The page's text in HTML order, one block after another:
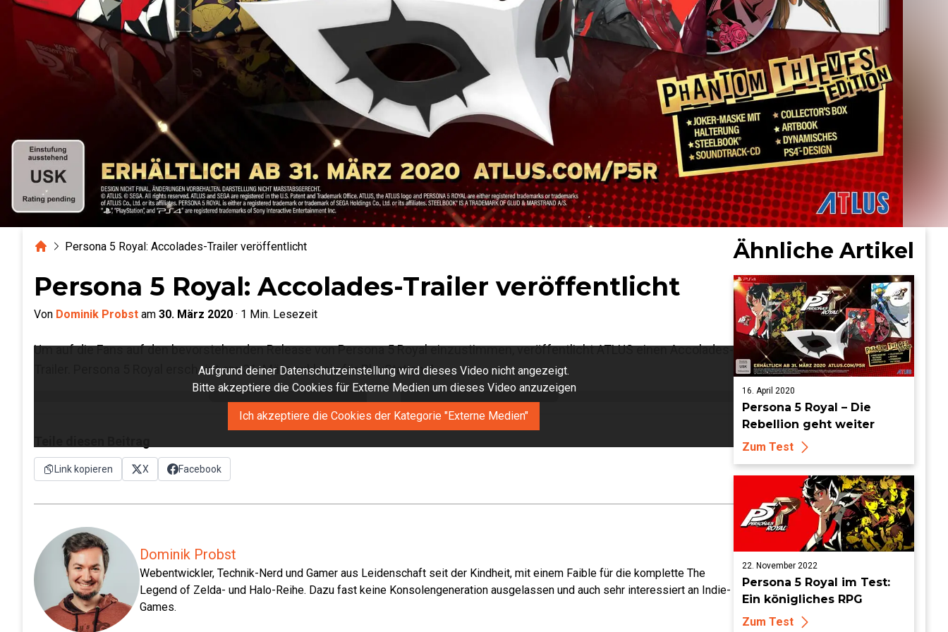
HomePersona 5 Royal: Accolades-Trailer veröffentlicht
Persona 5 Royal: Accolades-Trailer veröffentlicht
Von Dominik Probst am 30. März 2020 · 1 Min. Lesezeit
Um auf die Fans auf den bevorstehenden Release von Persona 5 Royal einzustimmen, veröffentlicht ATLUS einen Accolades-
Trailer. Persona 5 Royal erscheint am 31. März exklusiv für PlayStation 4.
Aufgrund deiner Datenschutzeinstellung wird dieses Video nicht angezeigt.
Bitte akzeptiere die Cookies für Externe Medien um dieses Video anzuzeigen
Ich akzeptiere die Cookies der Kategorie "Externe Medien"
Link kopieren X Facebook
Dominik Probst
Webentwickler, Technik-Nerd und Gamer aus Leidenschaft seit der Kindheit, mit einem Faible für die komplette The
Legend of Zelda- und Halo-Reihe. Dazu fast keine Konsolengeneration ausgelassen und auch sehr interessiert an Indie-
Games.
Ähnliche Artikel
16. April 2020
Persona 5 Royal – Die
Rebellion geht weiter
Zum Test
22. November 2022
Persona 5 Royal im Test:
Ein königliches RPG
Zum Test